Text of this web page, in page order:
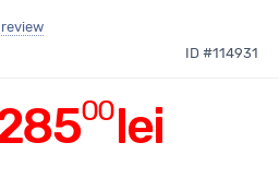
ID #114931
00lei